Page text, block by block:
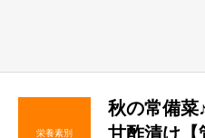
栄養素別
秋の常備菜
甘酢漬け【